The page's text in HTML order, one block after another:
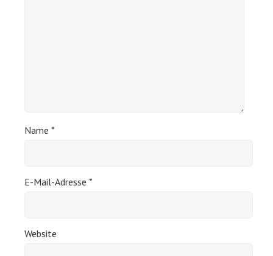
Name *
E-Mail-Adresse *
Website